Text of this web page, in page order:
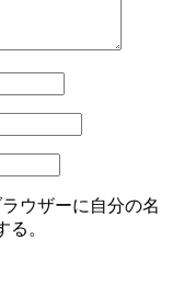
ウザーに自分の名
。